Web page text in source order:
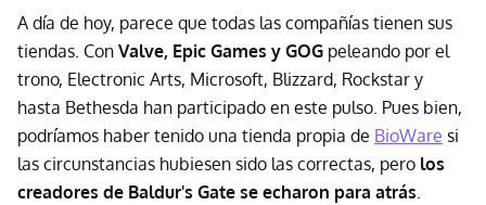
A día de hoy, parece que todas las compañías tienen sus
tiendas. Con Valve, Epic Games y GOG peleando por el
trono, Electronic Arts, Microsoft, Blizzard, Rockstar y
hasta Bethesda han participado en este pulso. Pues bien,
podríamos haber tenido una tienda propia de BioWare si
las circunstancias hubiesen sido las correctas, pero los
creadores de Baldur's Gate se echaron para atrás.